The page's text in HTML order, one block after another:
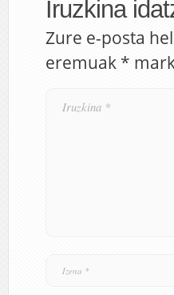
Iruzkina
Zure e-posta
eremuak *